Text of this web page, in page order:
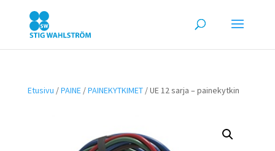
Etusivu /PAINE/PAINEKYTKIMET/ UE 12 sarja – painekytkin